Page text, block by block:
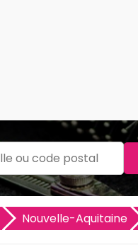
Nouvelle-Aquitaine